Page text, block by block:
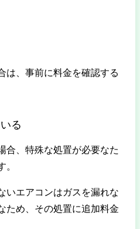
は、事前に料金を確認する
る
合、特殊な処置が必要なた
いエアコンはガスを漏れな
ため、その処置に追加料金